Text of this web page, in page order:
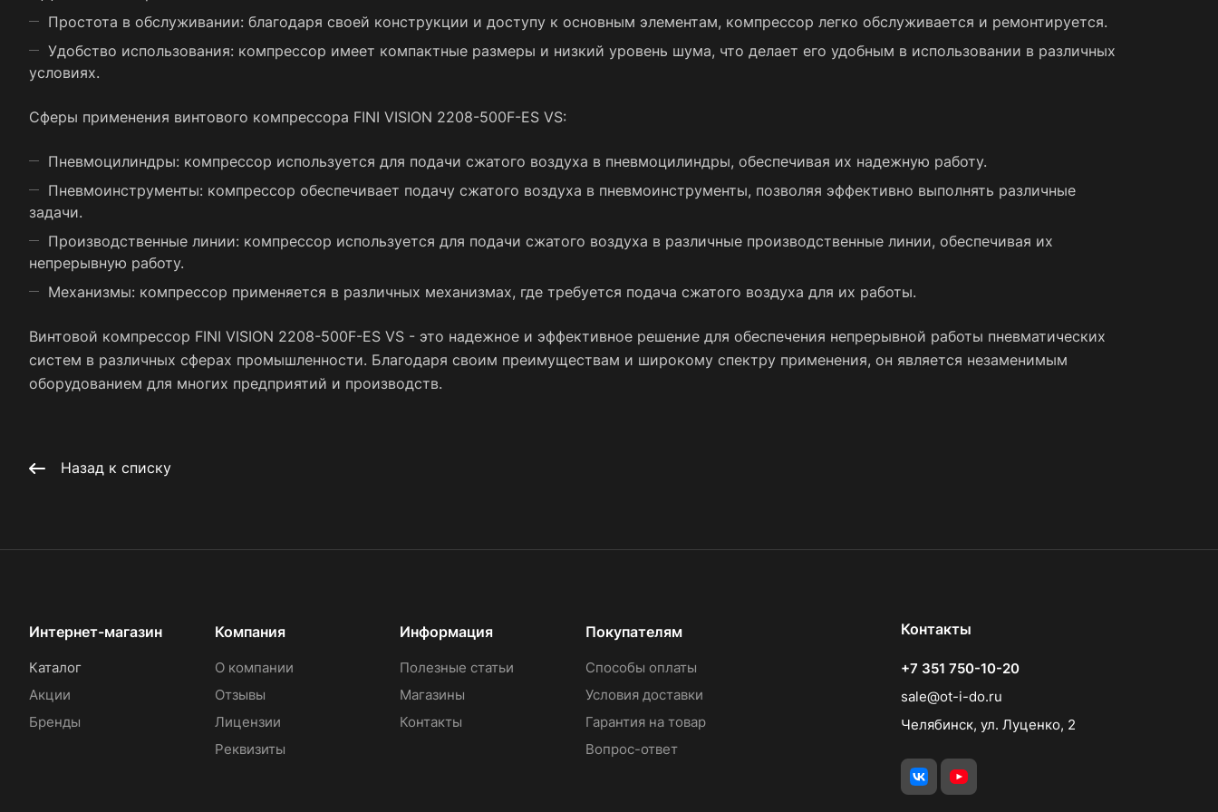
Простота в обслуживании: благодаря своей конструкции и доступу к основным элементам, компрессор легко обслуживается и ремонтируется.
Удобство использования: компрессор имеет компактные размеры и низкий уровень шума, что делает его удобным в использовании в различных
условиях.
Сферы применения винтового компрессора FINI VISION 2208-500F-ES VS:
Пневмоцилиндры: компрессор используется для подачи сжатого воздуха в пневмоцилиндры, обеспечивая их надежную работу.
Пневмоинструменты: компрессор обеспечивает подачу сжатого воздуха в пневмоинструменты, позволяя эффективно выполнять различные
задачи.
Производственные линии: компрессор используется для подачи сжатого воздуха в различные производственные линии, обеспечивая их
непрерывную работу.
Механизмы: компрессор применяется в различных механизмах, где требуется подача сжатого воздуха для их работы.
Винтовой компрессор FINI VISION 2208-500F-ES VS - это надежное и эффективное решение для обеспечения непрерывной работы пневматических
систем в различных сферах промышленности. Благодаря своим преимуществам и широкому спектру применения, он является незаменимым
оборудованием для многих предприятий и производств.
Назад к списку
Интернет-магазин
Каталог
Акции
Бренды
Компания
О компании
Отзывы
Лицензии
Реквизиты
Информация
Полезные статьи
Магазины
Контакты
Покупателям
Способы оплаты
Условия доставки
Гарантия на товар
Вопрос-ответ
Контакты
+7 351 750-10-20
sale@ot-i-do.ru
Челябинск, ул. Луценко, 2